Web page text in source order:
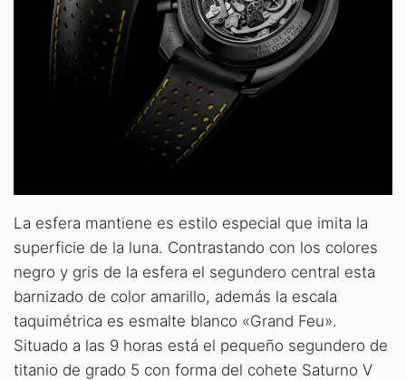
La esfera mantiene es estilo especial que imita la
superficie de la luna. Contrastando con los colores
negro y gris de la esfera el segundero central esta
barnizado de color amarillo, además la escala
taquimétrica es esmalte blanco «Grand Feu».
Situado a las 9 horas está el pequeño segundero de
titanio de grado 5 con forma del cohete Saturno V